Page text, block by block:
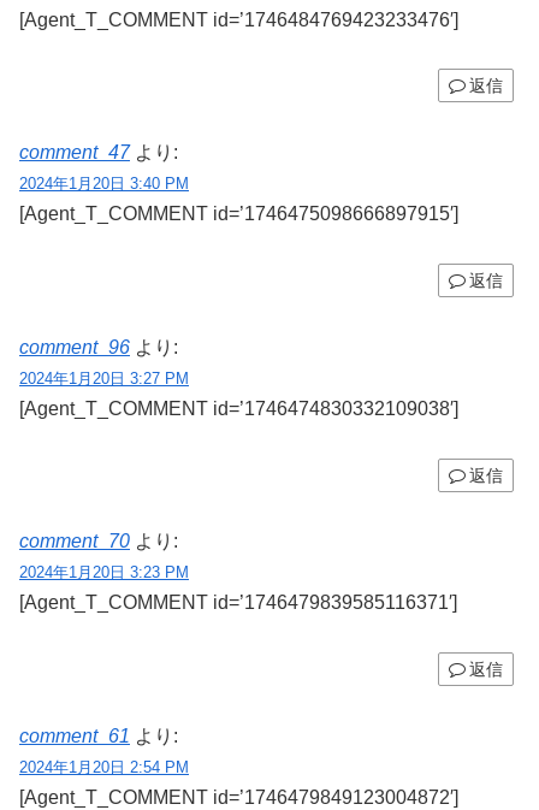
[Agent_T_COMMENT id=’1746484769423233476′]
返信
comment_47 より:
2024年1月20日 3:40 PM
[Agent_T_COMMENT id=’1746475098666897915′]
返信
comment_96 より:
2024年1月20日 3:27 PM
[Agent_T_COMMENT id=’1746474830332109038′]
返信
comment_70 より:
2024年1月20日 3:23 PM
[Agent_T_COMMENT id=’1746479839585116371′]
返信
comment_61 より:
2024年1月20日 2:54 PM
[Agent_T_COMMENT id=’1746479849123004872′]